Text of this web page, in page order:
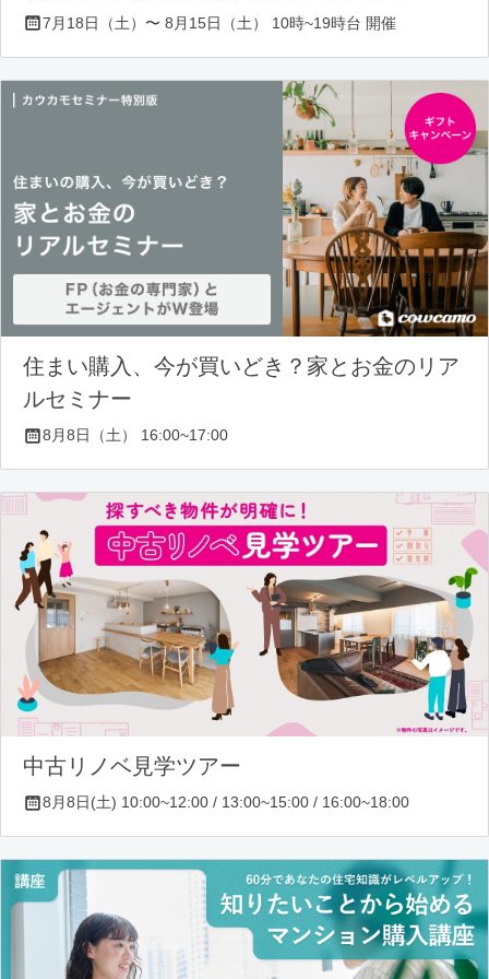
7月18日（土）〜 8月15日（土） 10時~19時台 開催
住まい購入、今が買いどき？家とお金のリア
ルセミナー
8月8日（土） 16:00~17:00
中古リノベ見学ツアー
8月8日(土) 10:00~12:00 / 13:00~15:00 / 16:00~18:00